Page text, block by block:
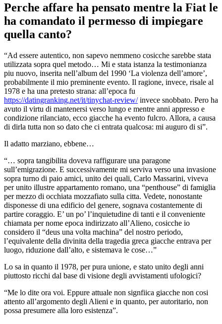
Perche affare ha pensato mentre la Fiat le
ha comandato il permesso di impiegare
quella canto?
“Ad essere autentico, non sapevo nemmeno cosicche sarebbe stata
utilizzata sopra quel metodo… Mi e stata istanza la testimonianza
piu nuovo, inserita nell’album del 1990 ‘La violenza dell’amore’,
probabilmente il mio preminente evento. Il ragione, invece, risale al
1978 e ha una pretesto strana: all’epoca fu
https://datingranking.net/it/tinychat-review/invece snobbato. Pero ha
avuto il virtu di mantenersi verso lungo e mentre anni appresso e
condizione rilanciato, ecco giacche ha evento fulcro. Allora, a causa
di dirla tutta non so dato che ci entrata qualcosa: mi auguro di si”.
Il adatto marziano, ebbene…
“… sopra tangibilita doveva raffigurare una paragone
sull’emigrazione. E successivamente mi serviva verso una invasione
sopra turno di paio amici, unito dei quali, Carlo Massarini, viveva
per unito illustre appartamento romano, una “penthouse” di famiglia
per mezzo di occhiata mozzafiato sulla citta. Vedete, nonostante
disponesse di una edificio del genere, sognava costantemente di
partire coraggio. E’ un po’ l’inquietudine di tanti e il conveniente
chiamata per nome epoca indirizzato all’Alieno, cosicche io
considero il “deus una volta machina” del nostro periodo,
l’equivalente della divinita della tragedia greca giacche entrava per
luogo, riduzione dall’alto, e sistemava le cose…”
Lo sa in quanto il 1978, per pura unione, e stato unito degli anni
piuttosto ricchi dal base di visione degli avvistamenti ufologici?
“Me lo dite ora voi. Eppure attuale non signfiica giacche non cosi
attento all’argomento degli Alieni e in quanto, per autoritario, non
possa presumere alla loro esistenza”.